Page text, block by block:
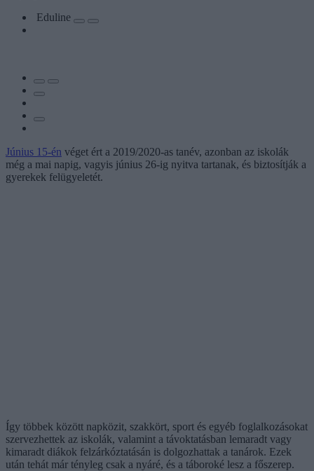
Eduline
Június 15-én véget ért a 2019/2020-as tanév, azonban az iskolák
még a mai napig, vagyis június 26-ig nyitva tartanak, és biztosítják a
gyerekek felügyeletét.
Így többek között napközit, szakkört, sport és egyéb foglalkozásokat
szervezhettek az iskolák, valamint a távoktatásban lemaradt vagy
kimaradt diákok felzárkóztatásán is dolgozhattak a tanárok. Ezek
után tehát már tényleg csak a nyáré, és a táboroké lesz a főszerep.